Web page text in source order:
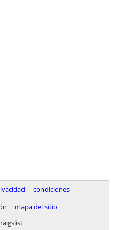
condiciones
mapa del sitio